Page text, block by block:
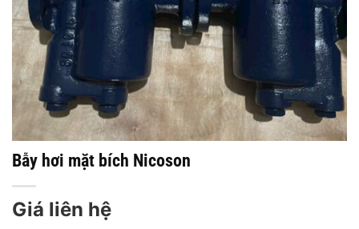
Bẫy hơi mặt bích Nicoson
Giá liên hệ